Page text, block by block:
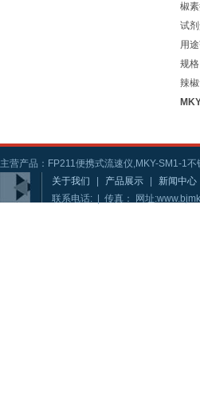
椒
试
用
规
辣
主营产品：FP211便携式流速仪,MKY-SM1-1
关于我们
产品展示 新闻中心
联系电话: | 传真： 网址